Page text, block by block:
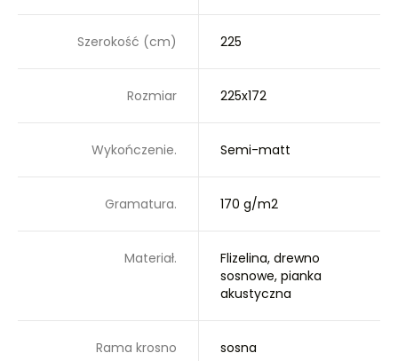
Szerokość (cm) 225
Rozmiar 225x172
Wykończenie. Semi-matt
Gramatura. 170 g/m2
Materiał.
Flizelina, drewno
sosnowe, pianka
akustyczna
Rama krosno sosna